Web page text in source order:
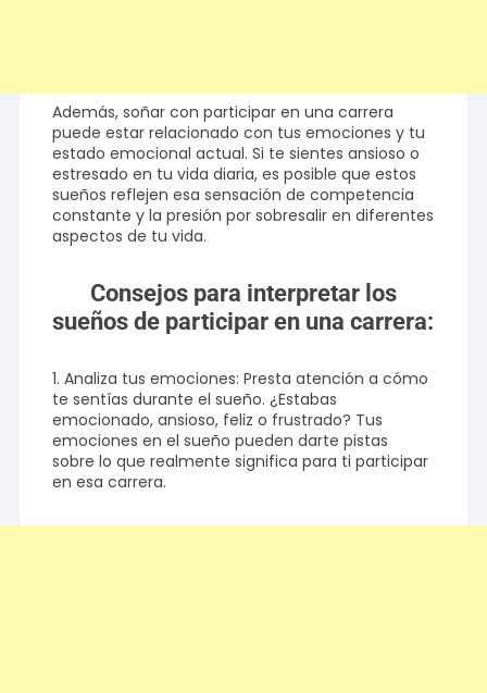
Además, soñar con participar en una carrera
puede estar relacionado con tus emociones y tu
estado emocional actual. Si te sientes ansioso o
estresado en tu vida diaria, es posible que estos
sueños reflejen esa sensación de competencia
constante y la presión por sobresalir en diferentes
aspectos de tu vida.
Consejos para interpretar los
sueños de participar en una carrera:
1. Analiza tus emociones: Presta atención a cómo
te sentías durante el sueño. ¿Estabas
emocionado, ansioso, feliz o frustrado? Tus
emociones en el sueño pueden darte pistas
sobre lo que realmente significa para ti participar
en esa carrera.